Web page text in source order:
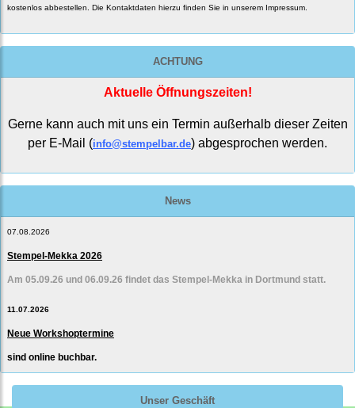
kostenlos abbestellen. Die Kontaktdaten hierzu finden Sie in unserem Impressum.
ACHTUNG
Aktuelle Öffnungszeiten!
Gerne kann auch mit uns ein Termin außerhalb dieser Zeiten
per E-Mail (info@stempelbar.de) abgesprochen werden.
News
07.08.2026
Stempel-Mekka 2026
Am 05.09.26 und 06.09.26 findet das Stempel-Mekka in Dortmund statt.
11.07.2026
Neue Workshoptermine
sind online buchbar.
Unser Geschäft